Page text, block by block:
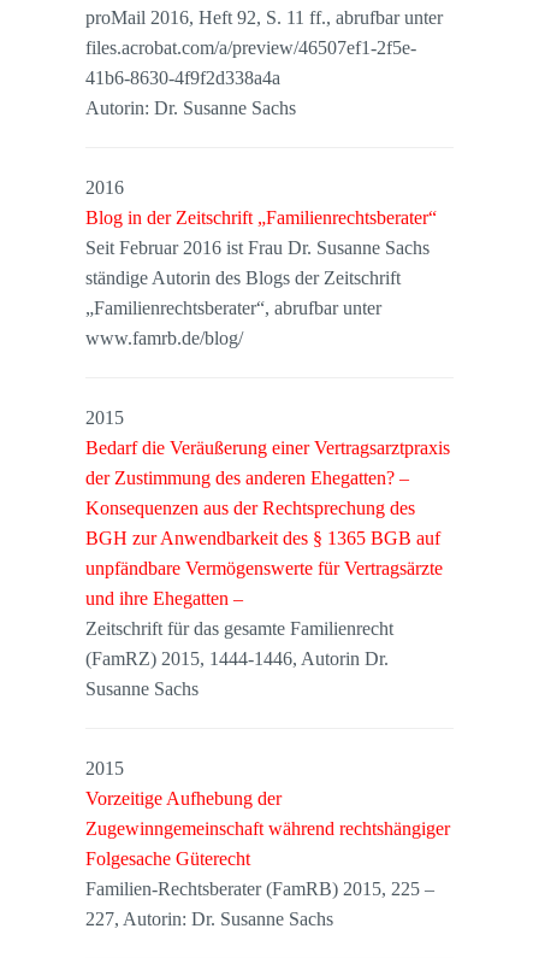
proMail 2016, Heft 92, S. 11 ff., abrufbar unter
files.acrobat.com/a/preview/46507ef1-2f5e-
41b6-8630-4f9f2d338a4a
Autorin: Dr. Susanne Sachs
2016
Blog in der Zeitschrift „Familienrechtsberater“
Seit Februar 2016 ist Frau Dr. Susanne Sachs
ständige Autorin des Blogs der Zeitschrift
„Familienrechtsberater“, abrufbar unter
www.famrb.de/blog/
2015
Bedarf die Veräußerung einer Vertragsarztpraxis
der Zustimmung des anderen Ehegatten? –
Konsequenzen aus der Rechtsprechung des
BGH zur Anwendbarkeit des § 1365 BGB auf
unpfändbare Vermögenswerte für Vertragsärzte
und ihre Ehegatten –
Zeitschrift für das gesamte Familienrecht
(FamRZ) 2015, 1444-1446, Autorin Dr.
Susanne Sachs
2015
Vorzeitige Aufhebung der
Zugewinngemeinschaft während rechtshängiger
Folgesache Güterecht
Familien-Rechtsberater (FamRB) 2015, 225 –
227, Autorin: Dr. Susanne Sachs